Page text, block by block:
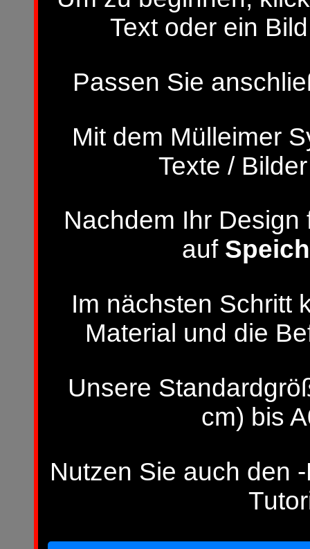
Text oder ein
Passen Sie
Mit dem Mülleimer
Texte /
Nachdem Ihr
auf
Im nächsten Schritt
Material und die
Unsere
cm) bis
Nutzen Sie auch den